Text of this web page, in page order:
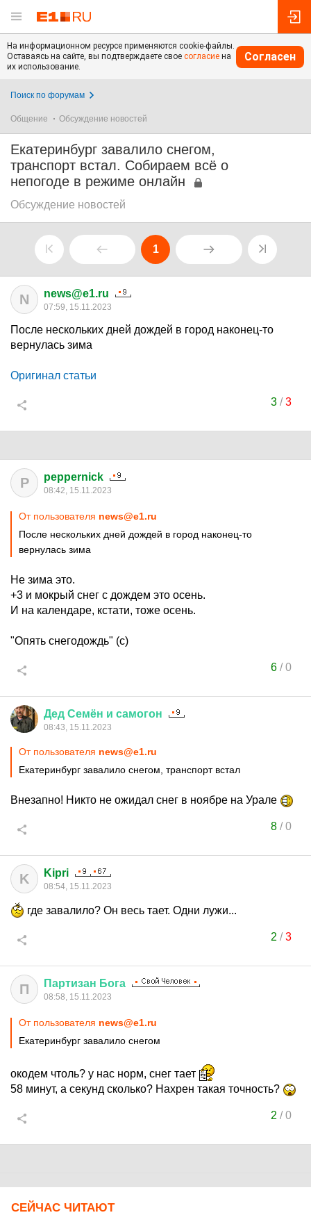
На информационном ресурсе применяются cookie-файлы.
Оставаясь на сайте, вы подтверждаете свое согласие на
их использование.
Согласен
Поиск по форумам
Общение Обсуждение новостей
Екатеринбург завалило снегом,
транспорт встал. Собираем всё о
непогоде в режиме онлайн
Обсуждение новостей
1
N news@e1.ru
07:59, 15.11.2023
После нескольких дней дождей в город наконец-то
вернулась зима
Оригинал статьи
3/3
P peppernick
08:42, 15.11.2023
От пользователя news@e1.ru
После нескольких дней дождей в город наконец-то
вернулась зима
Не зима это.
+3 и мокрый снег с дождем это осень.
И на календаре, кстати, тоже осень.
"Опять снегодождь" (с)
6/0
Дед Семён и самогон
08:43, 15.11.2023
От пользователя news@e1.ru
Екатеринбург завалило снегом, транспорт встал
Внезапно! Никто не ожидал снег в ноябре на Урале
8/0
K Kipri
08:54, 15.11.2023
где завалило? Он весь тает. Одни лужи...
2 /3
П Партизан Бога
08:58, 15.11.2023
От пользователя news@e1.ru
Екатеринбург завалило снегом
окодем чтоль? у нас норм, снег тает
58 минут, а секунд сколько? Нахрен такая точность?
2 /0
СЕЙЧАС ЧИТАЮТ